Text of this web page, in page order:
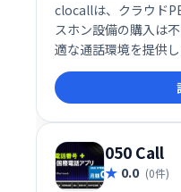
clocallは、クラウド
スホン設備の購入は
適な通話環境を提供
え、ビジネス規模や
能です。スムーズな
務効率の向上をサポ
050 Call
0.0 (0件)